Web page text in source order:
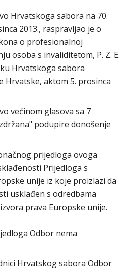
Hrvatskoga sabora na 70.
2013., raspravljao je o
o profesionalnoj
osoba s invaliditetom, P. Z. E.
Hrvatskoga sabora
Hrvatske, aktom 5. prosinca
većinom glasova sa 7
podupire donošenje
prijedloga ovoga
Prijedloga s
unije iz koje proizlazi da
usklađen s odredbama
prava Europske unije.
Odbor nema
Hrvatskog sabora Odbor